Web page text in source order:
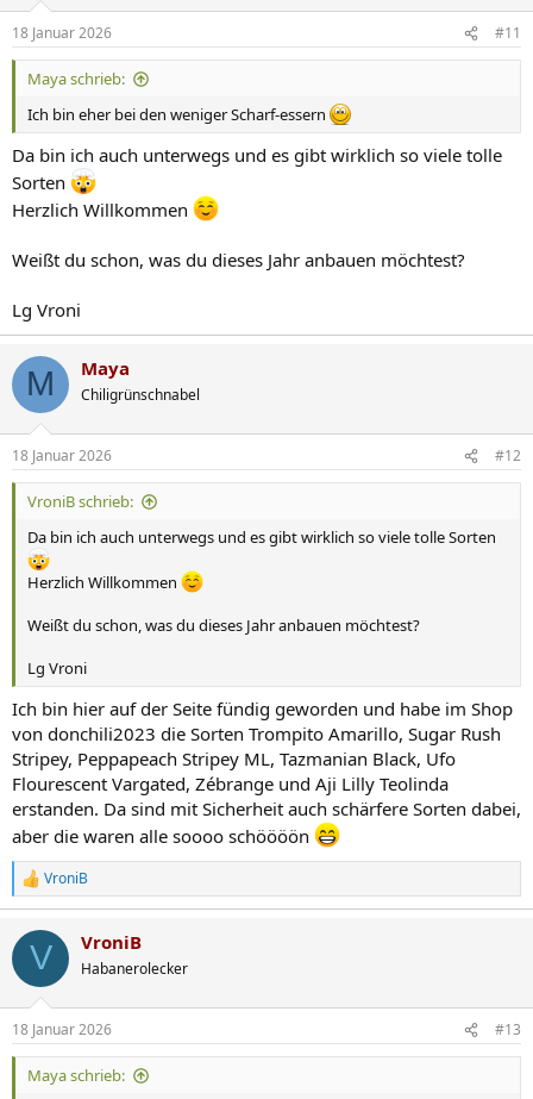
e
n
18 Januar 2026 #11
Maya schrieb:
Ich bin eher bei den weniger Scharf-essern
Da bin ich auch unterwegs und es gibt wirklich so viele tolle
Sorten
Herzlich Willkommen
Weißt du schon, was du dieses Jahr anbauen möchtest?
Lg Vroni
M Maya
Chiligrünschnabel
18 Januar 2026 #12
VroniB schrieb:
Da bin ich auch unterwegs und es gibt wirklich so viele tolle Sorten
Herzlich Willkommen
Weißt du schon, was du dieses Jahr anbauen möchtest?
Lg Vroni
Ich bin hier auf der Seite fündig geworden und habe im Shop
von donchili2023 die Sorten Trompito Amarillo, Sugar Rush
Stripey, Peppapeach Stripey ML, Tazmanian Black, Ufo
Flourescent Vargated, Zébrange und Aji Lilly Teolinda
erstanden. Da sind mit Sicherheit auch schärfere Sorten dabei,
aber die waren alle soooo schöööön
R
e
k
i
e
n
VroniB
V VroniB
Habanerolecker
18 Januar 2026 #13
Maya schrieb: